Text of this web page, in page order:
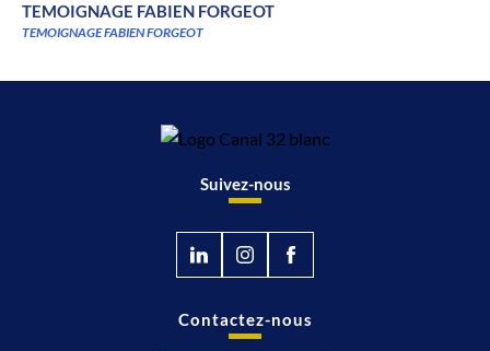
TEMOIGNAGE FABIEN FORGEOT
TEMOIGNAGE FABIEN FORGEOT
Suivez-nous
Contactez-nous